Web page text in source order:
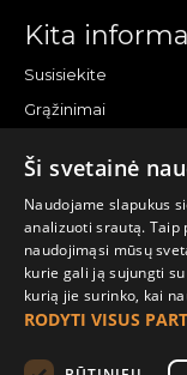
Kita
Susisiekite
Grąžinimai
Pirkėjo
Mano paskyra
Užsakymai
Naujienlaiškiai
Ši svetainė
Naudojame slapukus
analizuoti srautą. Taip
naudojimąsi mūsų
kurie gali ją sujungti
kurią jie surinko, kai
RODYTI VISUS